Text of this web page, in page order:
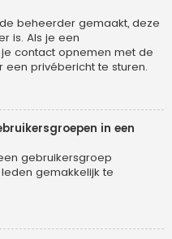
beheerder gemaakt, deze
is. Als je een
contact opnemen met de
privébericht te sturen.
in een
gebruikersgroep
gemakkelijk te